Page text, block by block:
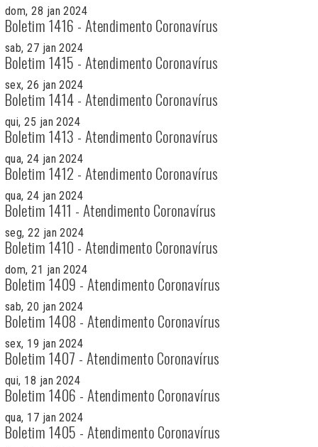
dom, 28 jan 2024
Boletim 1416 - Atendimento Coronavírus
sab, 27 jan 2024
Boletim 1415 - Atendimento Coronavírus
sex, 26 jan 2024
Boletim 1414 - Atendimento Coronavírus
qui, 25 jan 2024
Boletim 1413 - Atendimento Coronavírus
qua, 24 jan 2024
Boletim 1412 - Atendimento Coronavírus
qua, 24 jan 2024
Boletim 1411 - Atendimento Coronavírus
seg, 22 jan 2024
Boletim 1410 - Atendimento Coronavírus
dom, 21 jan 2024
Boletim 1409 - Atendimento Coronavírus
sab, 20 jan 2024
Boletim 1408 - Atendimento Coronavírus
sex, 19 jan 2024
Boletim 1407 - Atendimento Coronavírus
qui, 18 jan 2024
Boletim 1406 - Atendimento Coronavírus
qua, 17 jan 2024
Boletim 1405 - Atendimento Coronavírus